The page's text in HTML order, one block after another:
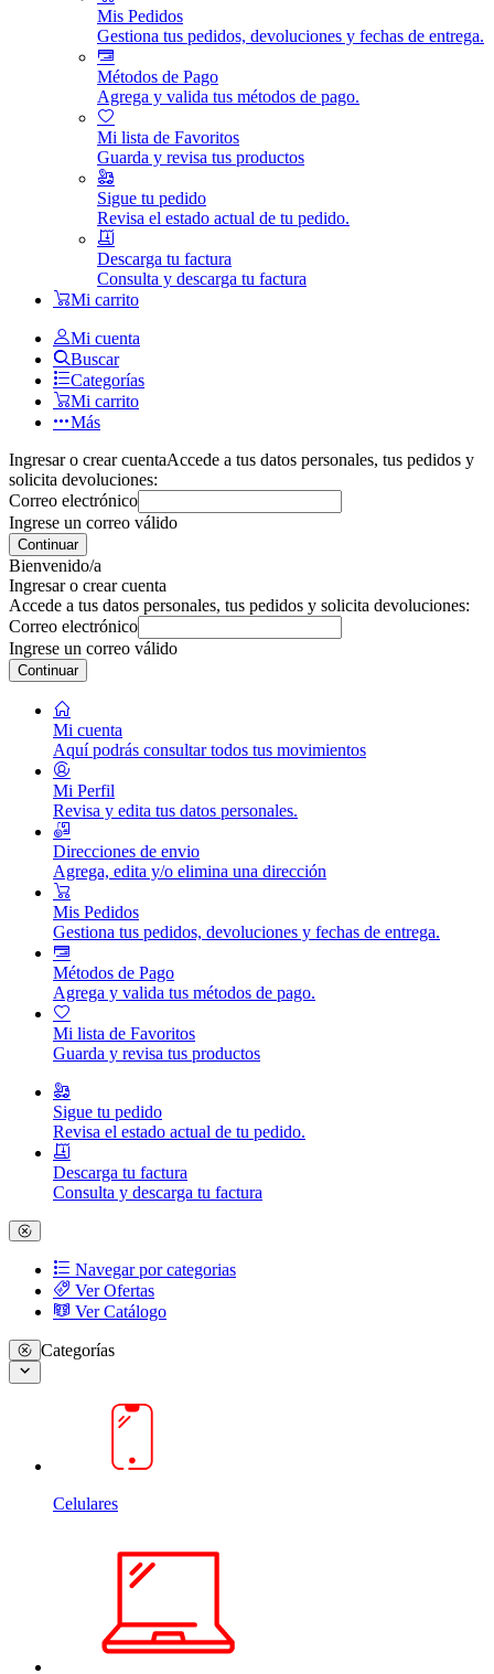
Mis Pedidos
Gestiona tus pedidos, devoluciones y fechas de entrega.
Métodos de Pago
Agrega y valida tus métodos de pago.
Mi lista de Favoritos
Guarda y revisa tus productos
Sigue tu pedido
Revisa el estado actual de tu pedido.
Descarga tu factura
Consulta y descarga tu factura
Mi carrito
Mi cuenta
Buscar
Categorías
Mi carrito
Más
Ingresar o crear cuentaAccede a tus datos personales, tus pedidos y
solicita devoluciones:
Correo electrónico
Ingrese un correo válido
Continuar
Bienvenido/a
Ingresar o crear cuenta
Accede a tus datos personales, tus pedidos y solicita devoluciones:
Correo electrónico
Ingrese un correo válido
Continuar
Mi cuenta
Aquí podrás consultar todos tus movimientos
Mi Perfil
Revisa y edita tus datos personales.
Direcciones de envio
Agrega, edita y/o elimina una dirección
Mis Pedidos
Gestiona tus pedidos, devoluciones y fechas de entrega.
Métodos de Pago
Agrega y valida tus métodos de pago.
Mi lista de Favoritos
Guarda y revisa tus productos
Sigue tu pedido
Revisa el estado actual de tu pedido.
Descarga tu factura
Consulta y descarga tu factura
Navegar por categorias
Ver Ofertas
Ver Catálogo
Categorías
Celulares